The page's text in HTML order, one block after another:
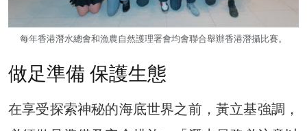
每年香港潛水總會和漁農自然護理署會均會聯合舉辦香港潛攝比賽。
做足準備 保護生態
在享受探索神秘的海底世界之前，黃立基強調，